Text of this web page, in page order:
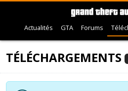
Actualités GTA Forums
TÉLÉCHARGEMENTS